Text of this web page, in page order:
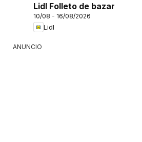
Lidl Folleto de bazar
10/08 - 16/08/2026
Lidl
ANUNCIO